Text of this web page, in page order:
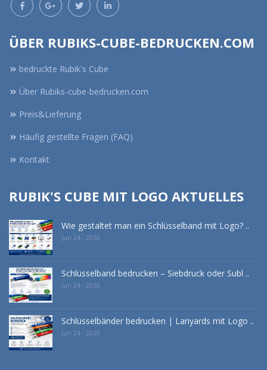
ÜBER RUBIKS-CUBE-BEDRUCKEN.COM
bedruckte Rubik's Cube
Über Rubiks-cube-bedrucken.com
Preis&Lieferung
Häufig gestellte Fragen (FAQ)
Kontakt
RUBIK'S CUBE MIT LOGO AKTUELLES
Wie gestaltet man ein Schlüsselband mit Logo? ..
Jun 24 - 2026
Schlüsselband bedrucken – Siebdruck oder Subl ..
Jun 24 - 2026
Schlüsselbänder bedrucken | Lanyards mit Logo ..
Jun 24 - 2026